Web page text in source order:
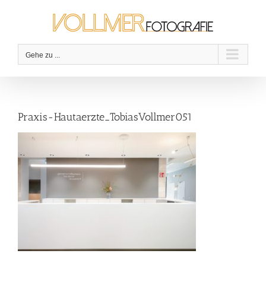
Gehe zu ...
Praxis-Hautaerzte_TobiasVollmer051